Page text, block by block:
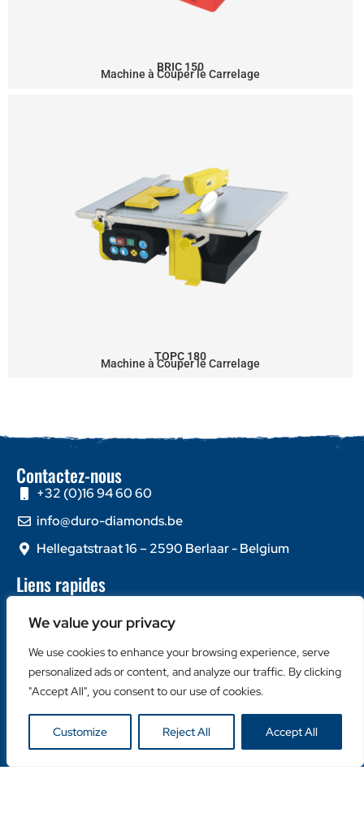
We value your privacy
We use cookies to enhance your browsing experience, serve
personalized ads or content, and analyze our traffic. By clicking
"Accept All", you consent to our use of cookies.
Customize Reject All Accept All
BRIC 150
Machine à Couper le Carrelage
TOPC 180
Machine à Couper le Carrelage
Contactez-nous
+32 (0)16 94 60 60
info@duro-diamonds.be
Hellegatstraat 16 – 2590 Berlaar - Belgium
Liens rapides
À propos de nous
Contactez-nous
Catégories populaires
Couronnes Diamantées
Machines